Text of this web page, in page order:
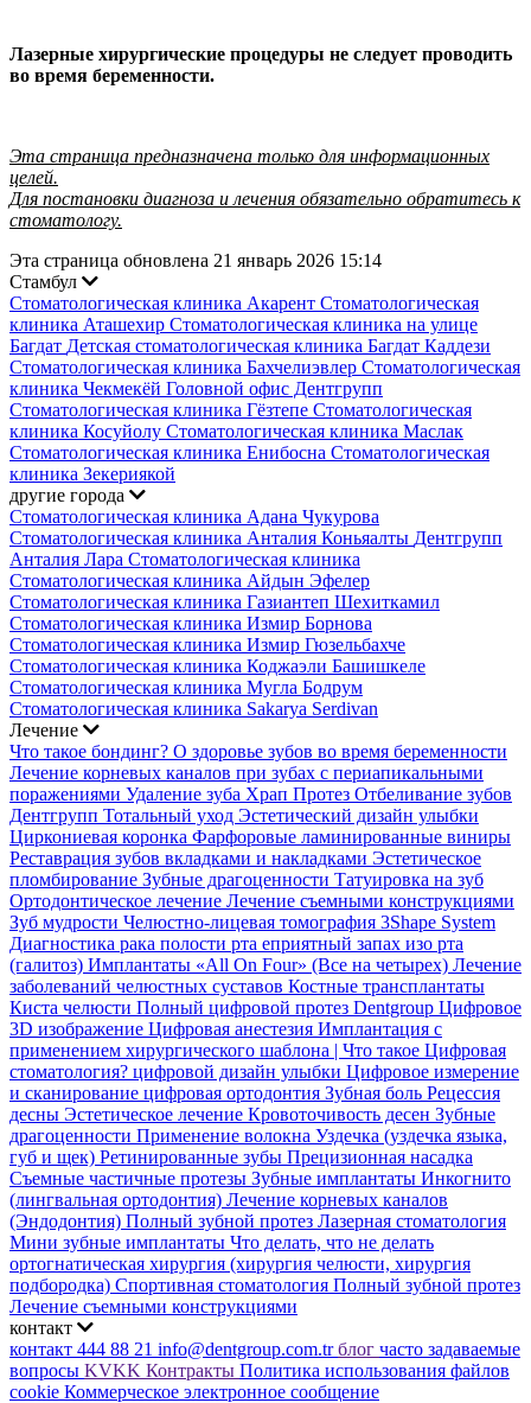
Лазерные хирургические процедуры не следует проводить
во время беременности.
Эта страница предназначена только для информационных
целей.
Для постановки диагноза и лечения обязательно обратитесь к
стоматологу.
Эта страница обновлена 21 январь 2026 15:14
Стамбул
Стоматологическая клиника Акарент Стоматологическая
клиника Аташехир Стоматологическая клиника на улице
Багдат Детская стоматологическая клиника Багдат Каддези
Стоматологическая клиника Бахчелиэвлер Стоматологическая
клиника Чекмекёй Головной офис Дентгрупп
Стоматологическая клиника Гёзтепе Стоматологическая
клиника Косуйолу Стоматологическая клиника Маслак
Стоматологическая клиника Енибосна Стоматологическая
клиника Зекериякой
другие города
Стоматологическая клиника Адана Чукурова
Стоматологическая клиника Анталия Коньяалты Дентгрупп
Анталия Лара Стоматологическая клиника
Стоматологическая клиника Айдын Эфелер
Стоматологическая клиника Газиантеп Шехиткамил
Стоматологическая клиника Измир Борнова
Стоматологическая клиника Измир Гюзельбахче
Стоматологическая клиника Коджаэли Башишкеле
Стоматологическая клиника Мугла Бодрум
Стоматологическая клиника Sakarya Serdivan
Лечение
Что такое бондинг? О здоровье зубов во время беременности
Лечение корневых каналов при зубах с периапикальными
поражениями Удаление зуба Храп Протез Отбеливание зубов
Дентгрупп Тотальный уход Эстетический дизайн улыбки
Циркониевая коронка Фарфоровые ламинированные виниры
Реставрация зубов вкладками и накладками Эстетическое
пломбирование Зубные драгоценности Татуировка на зуб
Ортодонтическое лечение Лечение съемными конструкциями
Зуб мудрости Челюстно-лицевая томография 3Shape System
Диагностика рака полости рта еприятный запах изо рта
(галитоз) Имплантаты «All On Four» (Все на четырех) Лечение
заболеваний челюстных суставов Костные трансплантаты
Киста челюсти Полный цифровой протез Dentgroup Цифровое
3D изображение Цифровая анестезия Имплантация с
применением хирургического шаблона | Что такое Цифровая
стоматология? цифровой дизайн улыбки Цифровое измерение
и сканирование цифровая ортодонтия Зубная боль Рецессия
десны Эстетическое лечение Кровоточивость десен Зубные
драгоценности Применение волокна Уздечка (уздечка языка,
губ и щек) Ретинированные зубы Прецизионная насадка
Съемные частичные протезы Зубные имплантаты Инкогнито
(лингвальная ортодонтия) Лечение корневых каналов
(Эндодонтия) Полный зубной протез Лазерная стоматология
Мини зубные имплантаты Что делать, что не делать
ортогнатическая хирургия (хирургия челюсти, хирургия
подбородка) Спортивная стоматология Полный зубной протез
Лечение съемными конструкциями
контакт
контакт 444 88 21 info@dentgroup.com.tr блог часто задаваемые
вопросы KVKK Контракты Политика использования файлов
cookie Коммерческое электронное сообщение